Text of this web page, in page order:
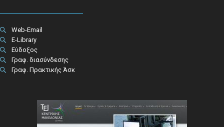
Web-Email
E-Library
Εύδοξος
Γραφ. διασύνδεσης
Γραφ. Πρακτικής Άσκ